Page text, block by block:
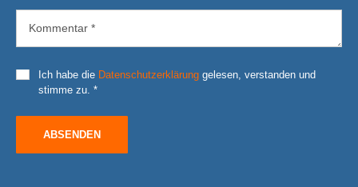
Ich habe die Datenschutzerklärung gelesen, verstanden und
stimme zu. *
ABSENDEN